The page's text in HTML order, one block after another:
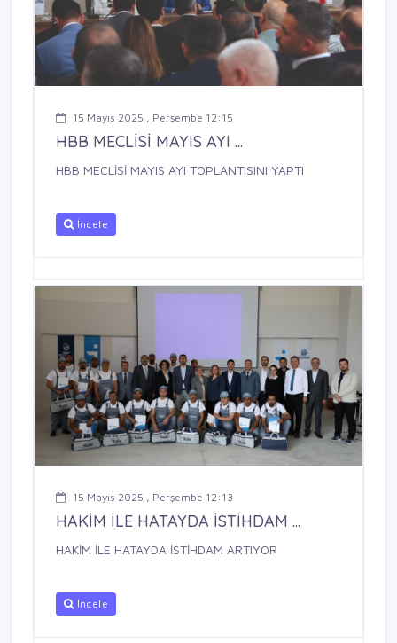
15 Mayıs 2025 , Perşembe 12:15
HBB MECLİSİ MAYIS AYI ...
HBB MECLİSİ MAYIS AYI TOPLANTISINI YAPTI
İncele
15 Mayıs 2025 , Perşembe 12:13
HAKİM İLE HATAYDA İSTİHDAM ...
HAKİM İLE HATAYDA İSTİHDAM ARTIYOR
İncele